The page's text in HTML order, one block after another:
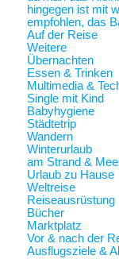
hingegen ist mit
empfohlen, das
Auf der Reise
Weitere
Übernachten
Essen & Trinken
Multimedia &
Single mit Kind
Babyhygiene
Städtetrip
Wandern
Winterurlaub
am Strand &
Urlaub zu Hause
Weltreise
Reiseausrüstung
Bücher
Marktplatz
Vor & nach der
Ausflugsziele &